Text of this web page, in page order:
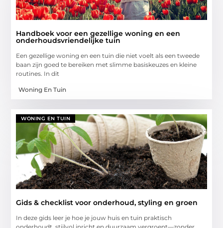
Handboek voor een gezellige woning en een
onderhoudsvriendelijke tuin
Een gezellige woning en een tuin die niet voelt als een tweede
baan zijn goed te bereiken met slimme basiskeuzes en kleine
routines. In dit
Woning En Tuin
WONING EN TUIN
Gids & checklist voor onderhoud, styling en groen
In deze gids leer je hoe je jouw huis en tuin praktisch